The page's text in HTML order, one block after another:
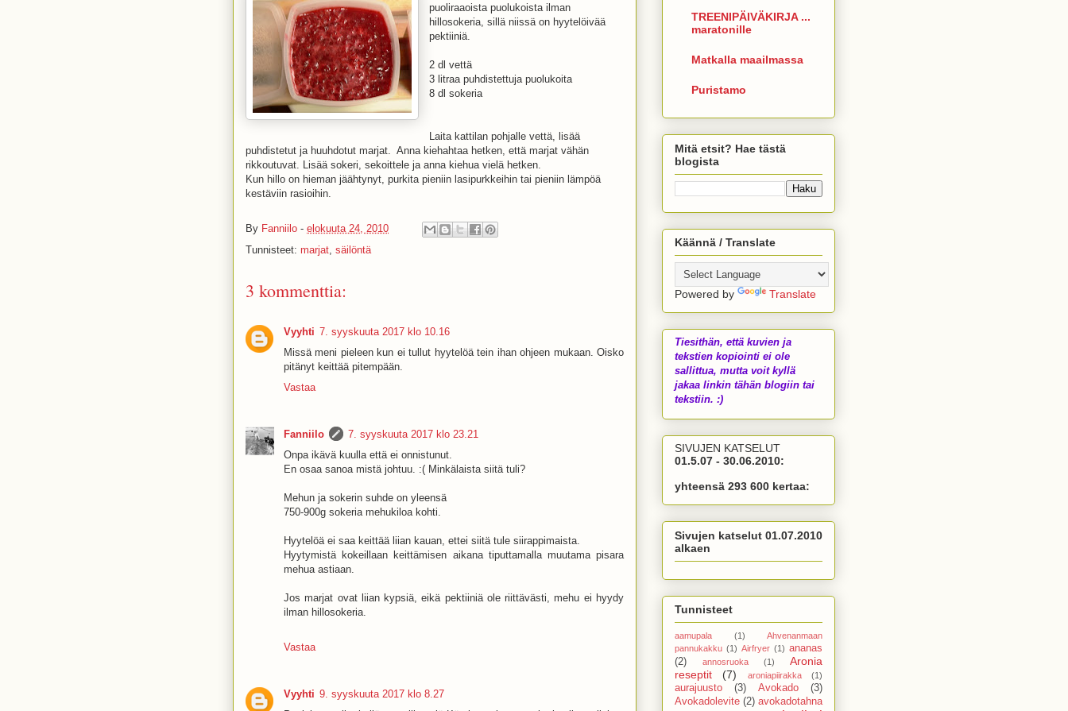
puoliraaoista puolukoista ilman
hillosokeria, sillä niissä on hyytelöivää
pektiiniä.
2 dl vettä
3 litraa puhdistettuja puolukoita
8 dl sokeria
Laita kattilan pohjalle vettä, lisää
puhdistetut ja huuhdotut marjat. Anna kiehahtaa hetken, että marjat vähän
rikkoutuvat. Lisää sokeri, sekoittele ja anna kiehua vielä hetken.
Kun hillo on hieman jäähtynyt, purkita pieniin lasipurkkeihin tai pieniin lämpöä
kestäviin rasioihin.
By Fanniilo - elokuuta 24, 2010
Tunnisteet: marjat, säilöntä
3 kommenttia:
Vyyhti 7. syyskuuta 2017 klo 10.16
Missä meni pieleen kun ei tullut hyytelöä tein ihan ohjeen mukaan. Oisko
pitänyt keittää pitempään.
Vastaa
Fanniilo
7. syyskuuta 2017 klo 23.21
Onpa ikävä kuulla että ei onnistunut.
En osaa sanoa mistä johtuu. :( Minkälaista siitä tuli?
Mehun ja sokerin suhde on yleensä
750-900g sokeria mehukiloa kohti.
Hyytelöä ei saa keittää liian kauan, ettei siitä tule siirappimaista.
Hyytymistä kokeillaan keittämisen aikana tiputtamalla muutama pisara
mehua astiaan.
Jos marjat ovat liian kypsiä, eikä pektiiniä ole riittävästi, mehu ei hyydy
ilman hillosokeria.
Vastaa
Vyyhti 9. syyskuuta 2017 klo 8.27
TREENIPÄIVÄKIRJA ...
maratonille
Matkalla maailmassa
Puristamo
Mitä etsit? Hae tästä
blogista
Käännä / Translate
Powered by Translate
Tiesithän, että kuvien ja
tekstien kopiointi ei ole
sallittua, mutta voit kyllä
jakaa linkin tähän blogiin tai
tekstiin. :)
SIVUJEN KATSELUT
01.5.07 - 30.06.2010:
yhteensä 293 600 kertaa:
Sivujen katselut 01.07.2010
alkaen
Tunnisteet
aamupala (1)
Ahvenanmaan
pannukakku (1) Airfryer (1) ananas
(2)
annosruoka (1)
Aronia
reseptit
(7) aroniapiirakka (1)
aurajuusto (3) Avokado
(3)
Avokadolevite (2) avokadotahna